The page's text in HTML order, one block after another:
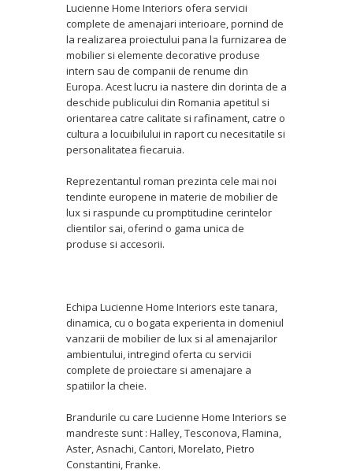
Lucienne Home Interiors ofera servicii
complete de amenajari interioare, pornind de
la realizarea proiectului pana la furnizarea de
mobilier si elemente decorative produse
intern sau de companii de renume din
Europa. Acest lucru ia nastere din dorinta de a
deschide publicului din Romania apetitul si
orientarea catre calitate si rafinament, catre o
cultura a locuibilului in raport cu necesitatile si
personalitatea fiecaruia.
Reprezentantul roman prezinta cele mai noi
tendinte europene in materie de mobilier de
lux si raspunde cu promptitudine cerintelor
clientilor sai, oferind o gama unica de
produse si accesorii.
Echipa Lucienne Home Interiors este tanara,
dinamica, cu o bogata experienta in domeniul
vanzarii de mobilier de lux si al amenajarilor
ambientului, intregind oferta cu servicii
complete de proiectare si amenajare a
spatiilor la cheie.
Brandurile cu care Lucienne Home Interiors se
mandreste sunt : Halley, Tesconova, Flamina,
Aster, Asnachi, Cantori, Morelato, Pietro
Constantini, Franke.